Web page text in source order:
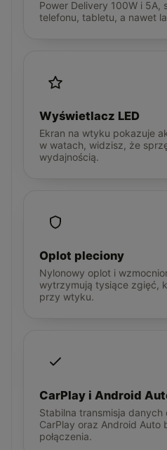
Power Delivery 100W i 5A,
telefonu, tabletu, a nawet
Wyświetlacz LED
Ekran na wtyku pokazuje
w watach, widzisz, że
wydajnością.
Oplot pleciony
Nylonowy oplot i
wytrzymują tysiące zgięć,
przy wtyku.
CarPlay i Android
Stabilna transmisja danych
CarPlay oraz Android Auto
połączenia.